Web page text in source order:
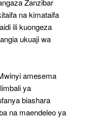
Zanzibar
na kimataifa
ili kuongeza
ukuaji wa
amesema
ya
biashara
na maendeleo ya